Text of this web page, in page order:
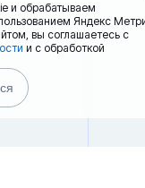
и обрабатываем
Яндекс
вы соглашаетесь с
и с обработкой